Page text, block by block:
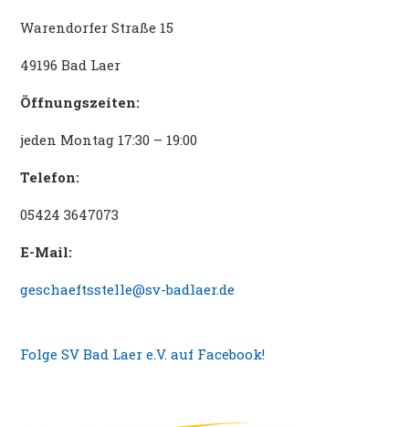
Warendorfer Straße 15
49196 Bad Laer
Öffnungszeiten:
jeden Montag 17:30 – 19:00
Telefon:
05424 3647073
E-Mail:
geschaeftsstelle@sv-badlaer.de
Folge SV Bad Laer e.V. auf Facebook!